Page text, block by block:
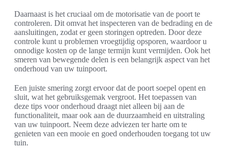
Daarnaast is het cruciaal om de motorisatie van de poort te
controleren. Dit omvat het inspecteren van de bedrading en de
aansluitingen, zodat er geen storingen optreden. Door deze
controle kunt u problemen vroegtijdig opsporen, waardoor u
onnodige kosten op de lange termijn kunt vermijden. Ook het
smeren van bewegende delen is een belangrijk aspect van het
onderhoud van uw tuinpoort.
Een juiste smering zorgt ervoor dat de poort soepel opent en
sluit, wat het gebruiksgemak vergroot. Het toepassen van
deze tips voor onderhoud draagt niet alleen bij aan de
functionaliteit, maar ook aan de duurzaamheid en uitstraling
van uw tuinpoort. Neem deze adviezen ter harte om te
genieten van een mooie en goed onderhouden toegang tot uw
tuin.